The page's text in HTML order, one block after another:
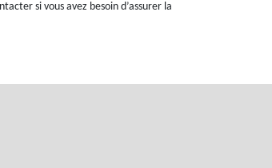
si vous avez besoin d’assurer la